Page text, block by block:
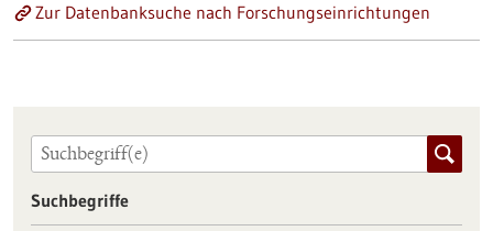
Zur Datenbanksuche nach Forschungseinrichtungen
Suchbegriffe